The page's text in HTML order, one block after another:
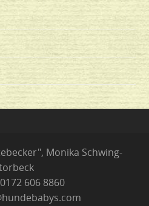
Monika Schwing-
606 8860